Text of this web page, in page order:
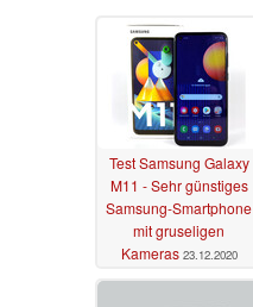
Test Samsung Galaxy
M11 - Sehr günstiges
Samsung-Smartphone
mit gruseligen
Kameras 23.12.2020